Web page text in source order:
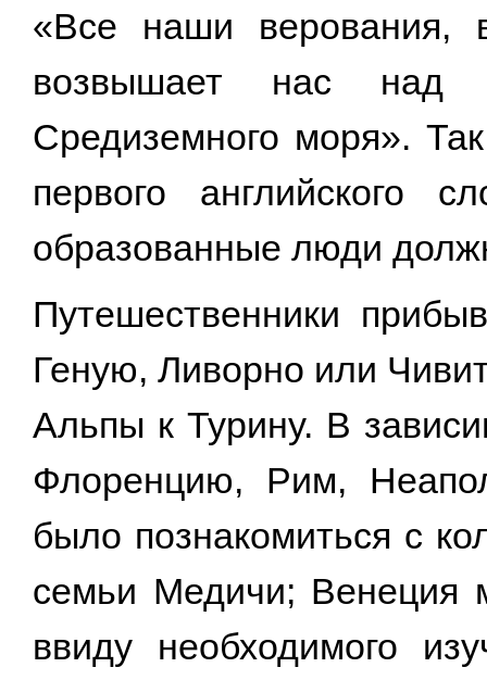
«Все наши верования,
возвышает нас над
Средиземного моря».
первого английского
образованные люди
Путешественники
Геную, Ливорно или
Альпы к Турину. В
Флоренцию, Рим,
было познакомиться с
семьи Медичи; Венеция
ввиду необходимого